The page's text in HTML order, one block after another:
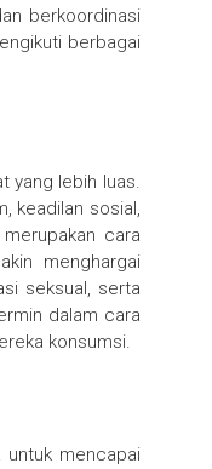
berkoordinasi
berbagai
yang lebih luas.
keadilan sosial,
cara
menghargai
seksual, serta
dalam cara
konsumsi.
untuk mencapai